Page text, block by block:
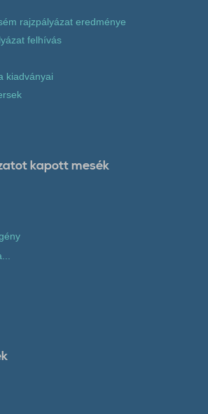
rajzpályázat eredménye
felhívás
kiadványai
kapott mesék